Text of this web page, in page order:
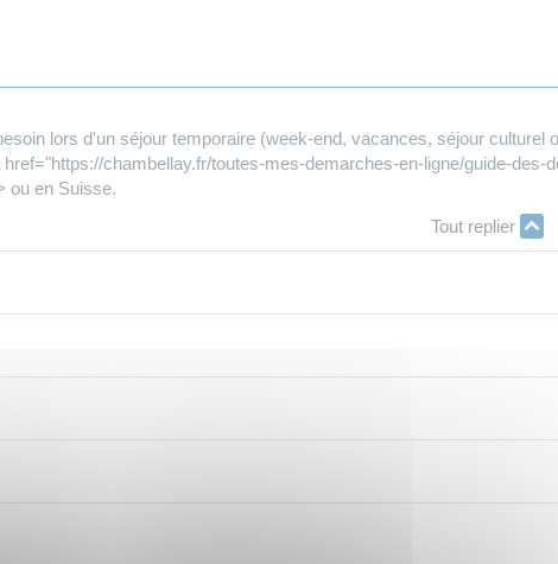
lors d'un séjour temporaire (week-end, vacances, séjour culturel
chambellay.fr/toutes-mes-demarches-en-ligne/guide-des-
ou en Suisse.
Tout replier